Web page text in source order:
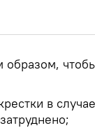
образом,
в